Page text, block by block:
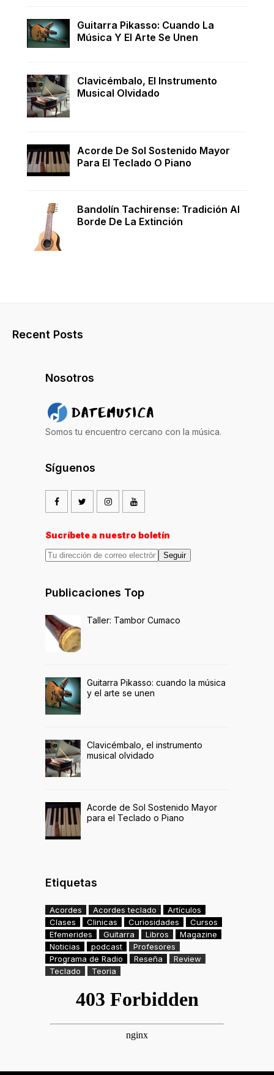
Guitarra Pikasso: Cuando La
Música Y El Arte Se Unen
Clavicémbalo, El Instrumento
Musical Olvidado
Acorde De Sol Sostenido Mayor
Para El Teclado O Piano
Bandolín Tachirense: Tradición Al
Borde De La Extinción
Recent Posts
Nosotros
Somos tu encuentro cercano con la música.
Síguenos
Sucríbete a nuestro boletín
Seguir
Publicaciones Top
Taller: Tambor Cumaco
Guitarra Pikasso: cuando la música
y el arte se unen
Clavicémbalo, el instrumento
musical olvidado
Acorde de Sol Sostenido Mayor
para el Teclado o Piano
Etiquetas
Acordes Acordes teclado
Artículos
Clases
Clinicas Curiosidades
Cursos
Efemerides
Guitarra Libros
Magazine
Noticias
podcast
Profesores
Programa de Radio
Reseña
Review
Teclado
Teoria